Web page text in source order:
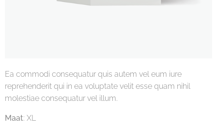
Ea commodi consequatur quis autem vel eum iure
reprehenderit qui in ea voluptate velit esse quam nihil
molestiae consequatur vel illum.
Maat: XL